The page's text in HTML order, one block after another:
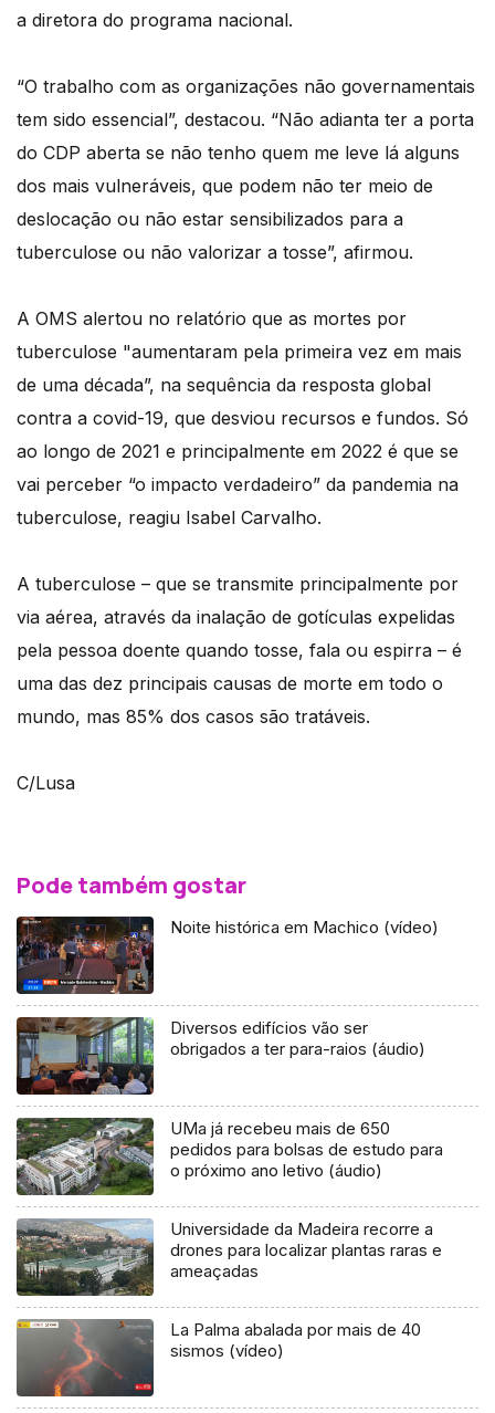
a diretora do programa nacional.
“O trabalho com as organizações não governamentais
tem sido essencial”, destacou. “Não adianta ter a porta
do CDP aberta se não tenho quem me leve lá alguns
dos mais vulneráveis, que podem não ter meio de
deslocação ou não estar sensibilizados para a
tuberculose ou não valorizar a tosse”, afirmou.
A OMS alertou no relatório que as mortes por
tuberculose "aumentaram pela primeira vez em mais
de uma década”, na sequência da resposta global
contra a covid-19, que desviou recursos e fundos. Só
ao longo de 2021 e principalmente em 2022 é que se
vai perceber “o impacto verdadeiro” da pandemia na
tuberculose, reagiu Isabel Carvalho.
A tuberculose – que se transmite principalmente por
via aérea, através da inalação de gotículas expelidas
pela pessoa doente quando tosse, fala ou espirra – é
uma das dez principais causas de morte em todo o
mundo, mas 85% dos casos são tratáveis.
C/Lusa
Pode também gostar
Noite histórica em Machico (vídeo)
Diversos edifícios vão ser
obrigados a ter para-raios (áudio)
UMa já recebeu mais de 650
pedidos para bolsas de estudo para
o próximo ano letivo (áudio)
Universidade da Madeira recorre a
drones para localizar plantas raras e
ameaçadas
La Palma abalada por mais de 40
sismos (vídeo)